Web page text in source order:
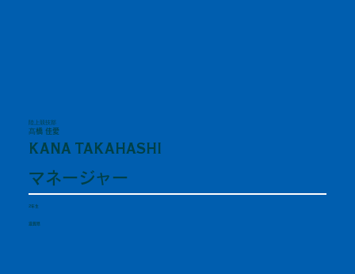
陸上競技部
髙橋 佳愛
KANA TAKAHASHI
マネージャー
2年生
滋賀県